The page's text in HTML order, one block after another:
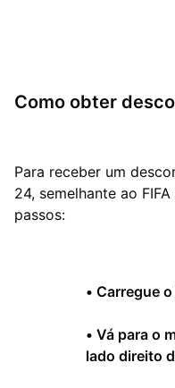
Como obter
Para receber um
24, semelhante ao
passos:
• Carregue
• Vá para o
lado direito